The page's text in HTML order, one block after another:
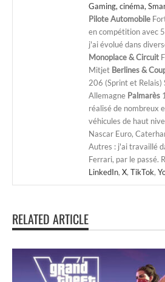
Gaming, cinéma,
Pilote Automobile
en compétition avec
j'ai évolué dans
Monoplace & Circuit
Mitjet Berlines &
206 (Sprint et Relais)
Allemagne Palmarès
réalisé de nombreux
véhicules de haut
Nascar Euro,
Autres : j'ai travaillé
Ferrari, par le passé.
LinkedIn, X, TikTok,
RELATED ARTICLE